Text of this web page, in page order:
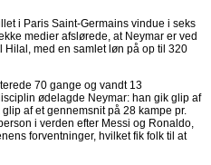
i Paris Saint-Germains vindue i seks
medier afslørede, at Neymar er ved
Hilal, med en samlet løn på op til 320
70 gange og vandt 13
ødelagde Neymar: han gik glip af
af et gennemsnit på 28 kampe pr.
i verden efter Messi og Ronaldo,
forventninger, hvilket fik folk til at